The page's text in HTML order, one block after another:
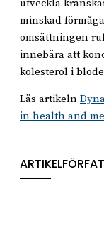
utveckla
minskad
omsättningen
innebära att
kolesterol i
Läs artikeln
in health and